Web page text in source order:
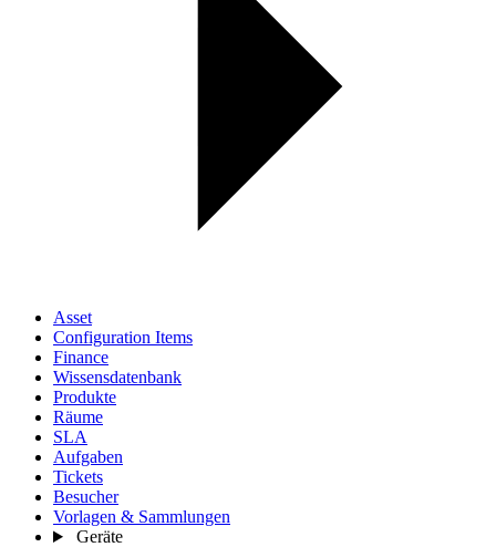
Asset
Configuration Items
Finance
Wissensdatenbank
Produkte
Räume
SLA
Aufgaben
Tickets
Besucher
Vorlagen & Sammlungen
Geräte